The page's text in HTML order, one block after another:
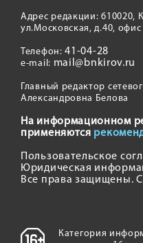
Адрес редакции: 610020,
ул.Московская, д.40, офис
Телефон:41-04-28
e-mail: mail@bnkirov.ru
Главный редактор
Александровна Белова
На информационном
применяются
Пользовательское
Юридическая
Все права защищены.
Категория